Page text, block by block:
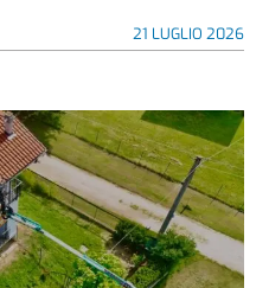
21 LUGLIO 2026